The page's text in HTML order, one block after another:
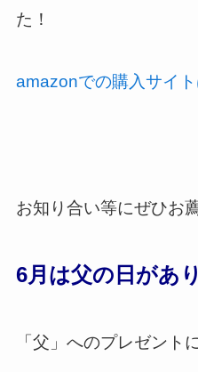
た！
amazonでの購入サイ
お知り合い等にぜひお
6月は父の日があ
「父」へのプレゼント